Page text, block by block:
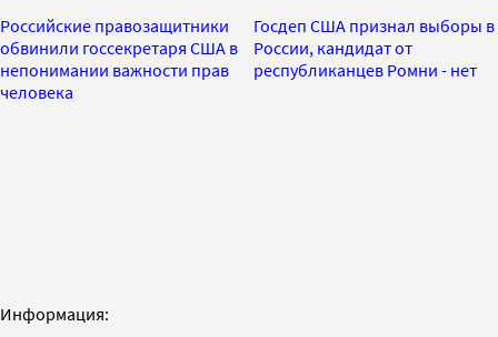
Российские правозащитники
обвинили госсекретаря США в
непонимании важности прав
человека
Госдеп США признал выборы в
России, кандидат от
республиканцев Ромни - нет
Информация: